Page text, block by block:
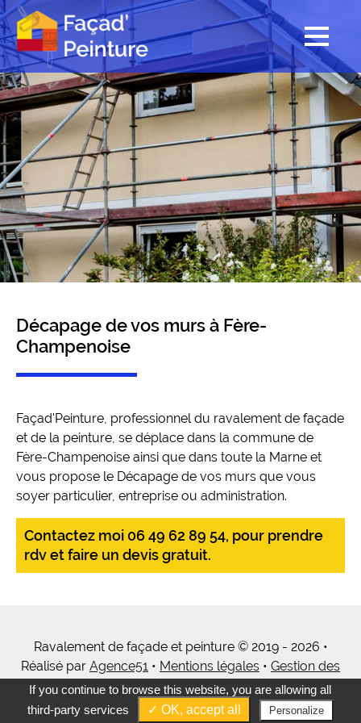
Décapage de vos murs à Fère-
Champenoise
Façad'Peinture, professionnel du ravalement de façade
et de la peinture, se déplace dans la commune de
Fère-Champenoise ainsi que dans toute la Marne et
vous propose le Décapage de vos murs que vous
soyer particulier, entreprise ou administration.
Contactez moi 06 49 62 89 54, pour prendre
rdv et faire un devis gratuit.
Ravalement de façade et peinture © 2019 - 2026 •
Réalisé par Agence51 • Mentions légales • Gestion des
cookies•Tous mes services
If you continue to browse this website, you are allowing all
third-party services
✓ OK, accept all Personalize